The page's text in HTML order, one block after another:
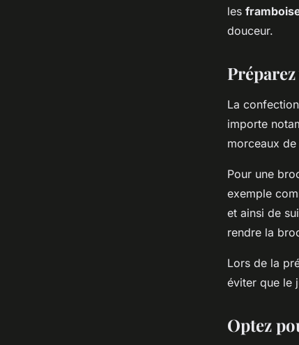
les
douceur.
La
importe
morceaux
Pour une
exemple
et ainsi de
rendre la
Lors de la
éviter que le
Optez